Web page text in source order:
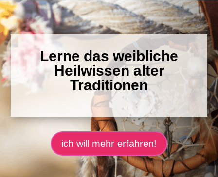
Lerne das weibliche
Heilwissen alter
Traditionen
ich will mehr erfahren!